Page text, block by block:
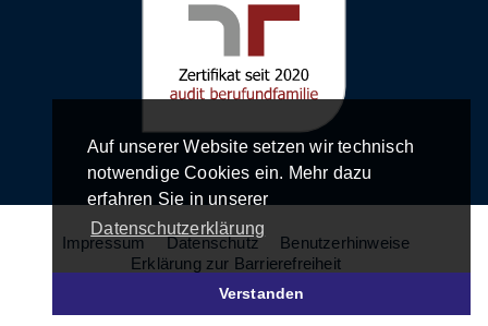
Auf unserer Website setzen wir technisch
notwendige Cookies ein. Mehr dazu
erfahren Sie in unserer
Datenschutzerklärung
Verstanden
Impressum Datenschutz
Benutzerhinweise
Erklärung zur Barrierefreiheit
© LFK - Landesanstalt für Kommunikation 2026